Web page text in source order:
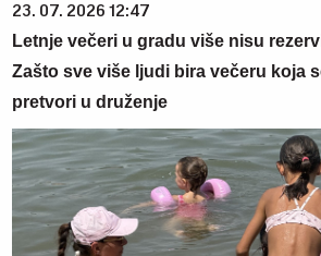
23. 07. 2026 12:47
Letnje večeri u gradu više nisu
Zašto sve više ljudi bira večeru koja
pretvori u druženje